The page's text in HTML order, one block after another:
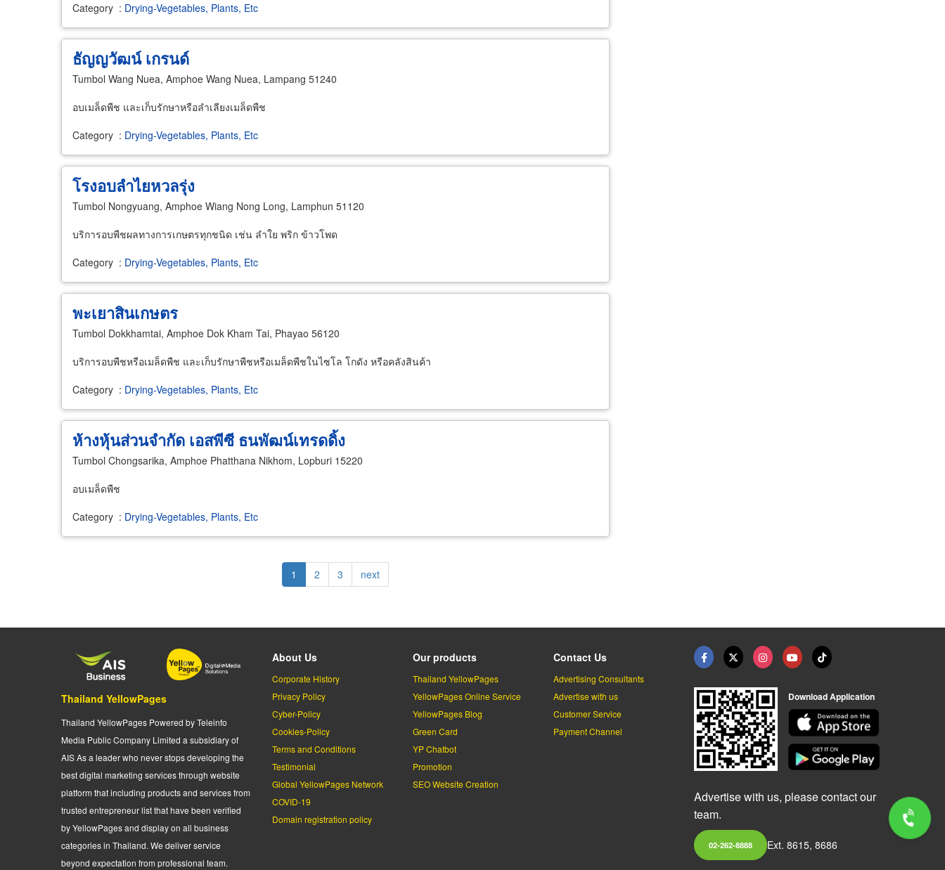
Category : Drying-Vegetables, Plants, Etc
ธัญญวัฒน์ เกรนด์
Tumbol Wang Nuea, Amphoe Wang Nuea, Lampang 51240
อบเมล็ดพืช และเก็บรักษาหรือลำเลียงเมล็ดพืช
Category : Drying-Vegetables, Plants, Etc
โรงอบลำไยหวลรุ่ง
Tumbol Nongyuang, Amphoe Wiang Nong Long, Lamphun 51120
บริการอบพืชผลทางการเกษตรทุกชนิด เช่น ลำใย พริก ข้าวโพด
Category : Drying-Vegetables, Plants, Etc
พะเยาสินเกษตร
Tumbol Dokkhamtai, Amphoe Dok Kham Tai, Phayao 56120
บริการอบพืชหรือเมล็ดพืช และเก็บรักษาพืชหรือเมล็ดพืชในไซโล โกดัง หรือคลังสินค้า
Category : Drying-Vegetables, Plants, Etc
ห้างหุ้นส่วนจำกัด เอสพีซี ธนพัฒน์เทรดดิ้ง
Tumbol Chongsarika, Amphoe Phatthana Nikhom, Lopburi 15220
อบเมล็ดพืช
Category : Drying-Vegetables, Plants, Etc
Current
page
1 Page
2 Page
3
Next
page
next
Thailand YellowPages
Thailand YellowPages Powered by Teleinfo
Media Public Company Limited a subsidiary of
AIS As a leader who never stops developing the
best digital marketing services through website
platform that including products and services from
trusted entrepreneur list that have been verified
by YellowPages and display on all business
categories in Thailand. We deliver service
beyond expectation from professional team.
About Us
Corporate History
Privacy Policy
Cyber-Policy
Cookies-Policy
Terms and Conditions
Testimonial
Global YellowPages Network
COVID-19
Domain registration policy
Our products
Thailand YellowPages
YellowPages Online Service
YellowPages Blog
Green Card
YP Chatbot
Promotion
SEO Website Creation
Contact Us
Advertising Consultants
Advertise with us
Customer Service
Payment Channel
Download Application
Advertise with us, please contact our
team.
02-262-8888 Ext. 8615, 8686